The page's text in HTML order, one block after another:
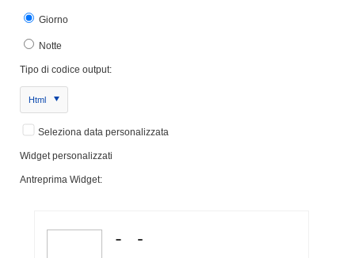
Giorno
Notte
Tipo di codice output:
Html
Seleziona data personalizzata
Widget personalizzati
Antreprima Widget: